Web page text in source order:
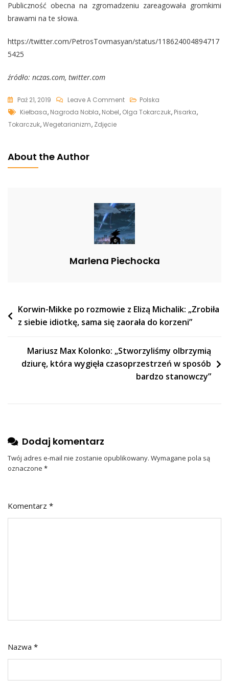
Publiczność obecna na zgromadzeniu zareagowała gromkimi
brawami na te słowa.
https://twitter.com/PetrosTovmasyan/status/118624004894717
5425
źródło: nczas.com, twitter.com
Paź 21, 2019 Leave A CommentOn
Stara
Na
Łonie
Natury
Polska
Tags
Kiełbasa, Nagroda Nobla, Nobel, Olga Tokarczuk, Pisarka,
Tokarczuk,Wegetarianizm, Zdjęcie
About the Author
Marlena Piechocka
Nawigacja
wpisu
Korwin-Mikke po rozmowie z Elizą Michalik: „Zrobiła
z siebie idiotkę, sama się zaorała do korzeni”
Mariusz Max Kolonko: „Stworzyliśmy olbrzymią
dziurę, która wygięła czasoprzestrzeń w sposób
bardzo stanowczy”
Dodaj komentarz
Twój adres e-mail nie zostanie opublikowany. Wymagane pola są
oznaczone *
Komentarz *
Nazwa *